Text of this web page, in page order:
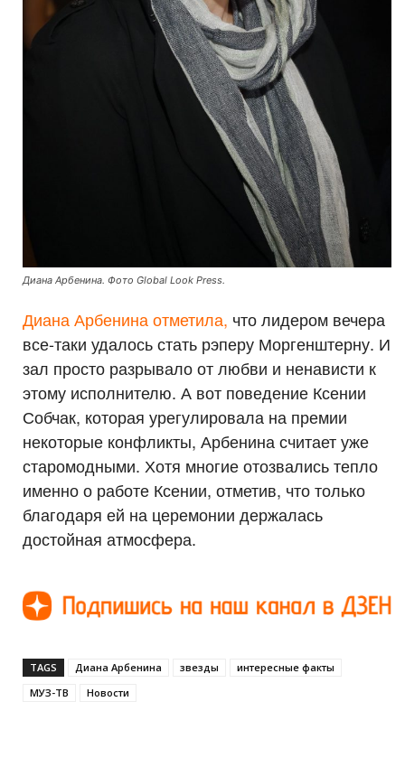
Диана Арбенина. Фото Global Look Press.
Диана Арбенина отметила, что лидером вечера
все-таки удалось стать рэперу Моргенштерну. И
зал просто разрывало от любви и ненависти к
этому исполнителю. А вот поведение Ксении
Собчак, которая урегулировала на премии
некоторые конфликты, Арбенина считает уже
старомодными. Хотя многие отозвались тепло
именно о работе Ксении, отметив, что только
благодаря ей на церемонии держалась
достойная атмосфера.
TAGS Диана Арбенина звезды
интересные факты
МУЗ-ТВ
Новости